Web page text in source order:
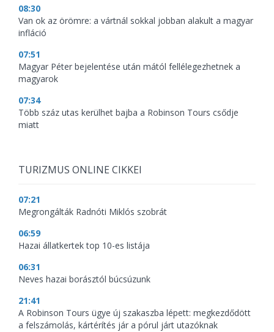
08:30
Van ok az örömre: a vártnál sokkal jobban alakult a magyar
infláció
07:51
Magyar Péter bejelentése után mától fellélegezhetnek a
magyarok
07:34
Több száz utas kerülhet bajba a Robinson Tours csődje
miatt
TURIZMUS ONLINE CIKKEI
07:21
Megrongálták Radnóti Miklós szobrát
06:59
Hazai állatkertek top 10-es listája
06:31
Neves hazai borásztól búcsúzunk
21:41
A Robinson Tours ügye új szakaszba lépett: megkezdődött
a felszámolás, kártérítés jár a pórul járt utazóknak